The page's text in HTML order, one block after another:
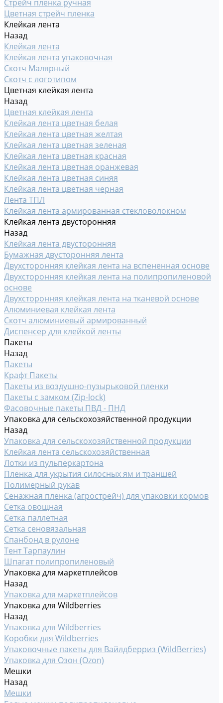
Стрейч пленка ручная
Цветная стрейч пленка
Клейкая лента
Назад
Клейкая лента
Клейкая лента упаковочная
Скотч Малярный
Скотч с логотипом
Цветная клейкая лента
Назад
Цветная клейкая лента
Клейкая лента цветная белая
Клейкая лента цветная желтая
Клейкая лента цветная зеленая
Клейкая лента цветная красная
Клейкая лента цветная оранжевая
Клейкая лента цветная синяя
Клейкая лента цветная черная
Лента ТПЛ
Клейкая лента армированная стекловолокном
Клейкая лента двусторонняя
Назад
Клейкая лента двусторонняя
Бумажная двусторонняя лента
Двухсторонняя клейкая лента на вспененная основе
Двухсторонняя клейкая лента на полипропиленовой
основе
Двухсторонняя клейкая лента на тканевой основе
Алюминиевая клейкая лента
Скотч алюминиевый армированный
Диспенсер для клейкой ленты
Пакеты
Назад
Пакеты
Крафт Пакеты
Пакеты из воздушно-пузырьковой пленки
Пакеты с замком (Zip-lock)
Фасовочные пакеты ПВД - ПНД
Упаковка для сельскохозяйственной продукции
Назад
Упаковка для сельскохозяйственной продукции
Клейкая лента сельскохозяйственная
Лотки из пульперкартона
Пленка для укрытия силосных ям и траншей
Полимерный рукав
Сенажная пленка (агрострейч) для упаковки кормов
Сетка овощная
Сетка паллетная
Сетка сеновязальная
Спанбонд в рулоне
Тент Тарпаулин
Шпагат полипропиленовый
Упаковка для маркетплейсов
Назад
Упаковка для маркетплейсов
Упаковка для Wildberries
Назад
Упаковка для Wildberries
Коробки для Wildberries
Упаковочные пакеты для Вайлдберриз (WildBerries)
Упаковка для Озон (Ozon)
Мешки
Назад
Мешки